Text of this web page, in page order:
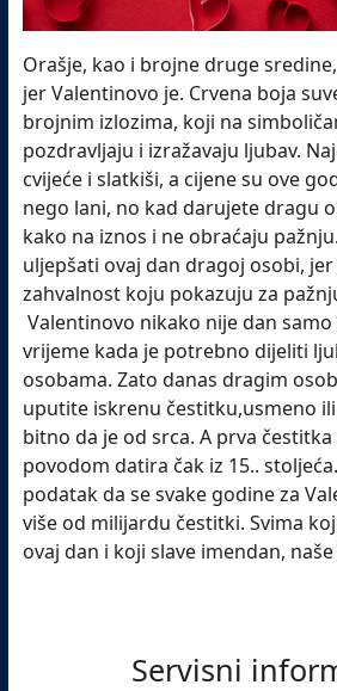
Orašje, kao i brojne druge
jer Valentinovo je. Crvena boja
brojnim izlozima, koji na
pozdravljaju i izražavaju ljubav.
cvijeće i slatkiši, a cijene su ove
nego lani, no kad darujete dragu
kako na iznos i ne obraćaju
uljepšati ovaj dan dragoj osobi,
zahvalnost koju pokazuju za
Valentinovo nikako nije dan samo
vrijeme kada je potrebno dijeliti
osobama. Zato danas dragim
uputite iskrenu čestitku,usmeno
bitno da je od srca. A prva
povodom datira čak iz 15..
podatak da se svake godine za
više od milijardu čestitki. Svima
ovaj dan i koji slave imendan,
Servisni